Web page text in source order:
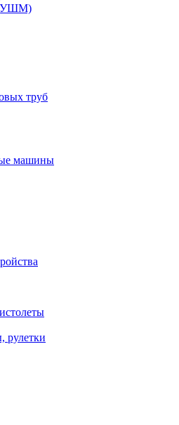
(УШМ)
труб
машины
рулетки